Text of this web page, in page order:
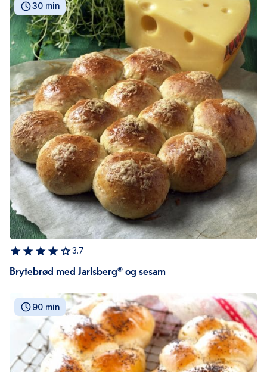
30 min
3.7
Brytebrød med Jarlsberg® og sesam
90 min